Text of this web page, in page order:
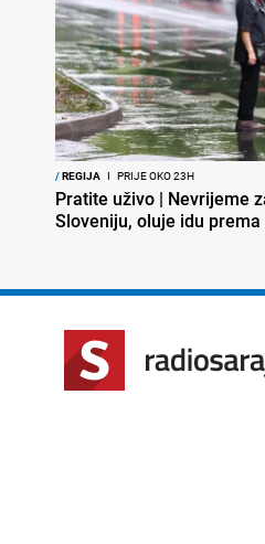
/REGIJA I PRIJE OKO 23H
Pratite uživo | Nevrijeme
Sloveniju, oluje idu